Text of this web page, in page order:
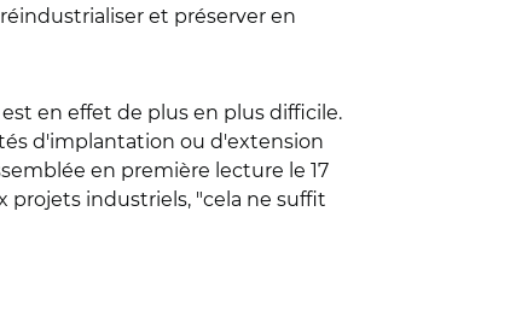
et préserver en
en effet de plus en plus difficile.
d'implantation ou d'extension
en première lecture le 17
projets industriels, "cela ne suffit